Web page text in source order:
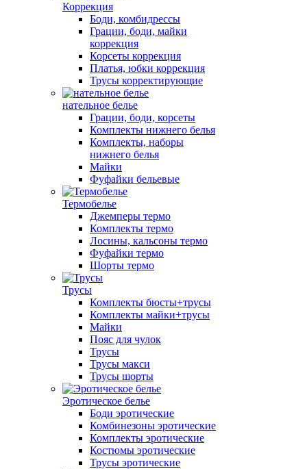
Коррекция
Боди, комбидрессы
Грации, боди, майки
коррекция
Корсеты коррекция
Платья, юбки коррекция
Трусы корректирующие
нательное белье
Грации, боди, корсеты
Комплекты нижнего белья
Комплекты, наборы
нижнего белья
Майки
Фуфайки бельевые
Термобелье
Джемперы термо
Комплекты термо
Лосины, кальсоны термо
Фуфайки термо
Шорты термо
Трусы
Комплекты бюсты+трусы
Комплекты майки+трусы
Майки
Пояс для чулок
Трусы
Трусы макси
Трусы шорты
Эротическое белье
Боди эротические
Комбинезоны эротические
Комплекты эротические
Костюмы эротические
Трусы эротические